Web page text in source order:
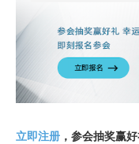
立即注册 ，参会抽奖赢好